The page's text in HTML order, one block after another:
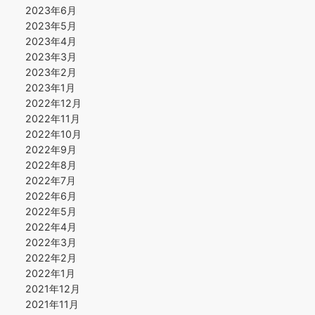
2023年6月
2023年5月
2023年4月
2023年3月
2023年2月
2023年1月
2022年12月
2022年11月
2022年10月
2022年9月
2022年8月
2022年7月
2022年6月
2022年5月
2022年4月
2022年3月
2022年2月
2022年1月
2021年12月
2021年11月